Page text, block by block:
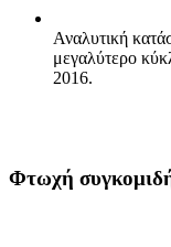
Αναλυτική
μεγαλύτερο
2016.
Φτωχή